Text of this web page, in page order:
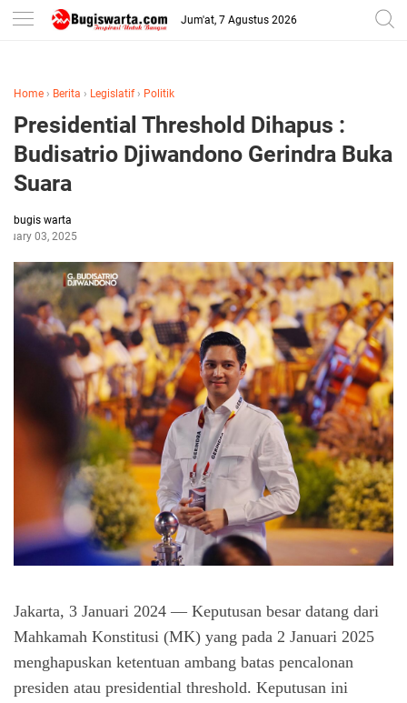
-->
Jum'at, 7 Agustus 2026
Home › Berita › Legislatif› Politik
Presidential Threshold Dihapus :
Budisatrio Djiwandono Gerindra Buka
Suara
bugis warta
03, 2025
Jakarta, 3 Januari 2024 — Keputusan besar datang dari
Mahkamah Konstitusi (MK) yang pada 2 Januari 2025
menghapuskan ketentuan ambang batas pencalonan
presiden atau presidential threshold. Keputusan ini